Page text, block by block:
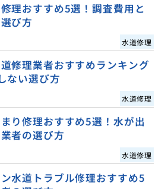
理おすすめ5選！調査費用と
び方
水道修理
修理業者おすすめランキング
ない選び方
水道修理
り修理おすすめ5選！水が出
者の選び方
水道修理
水道トラブル修理おすすめ5